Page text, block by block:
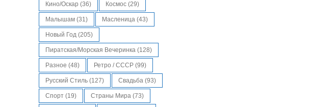
Кино/Оскар (36) Космос (29)
Малышам (31) Масленица (43)
Новый Год (205)
Пиратская/Морская Вечеринка (128)
Разное (48) Ретро / СССР (99)
Русский Стиль (127) Свадьба (93)
Спорт (19) Страны Мира (73)